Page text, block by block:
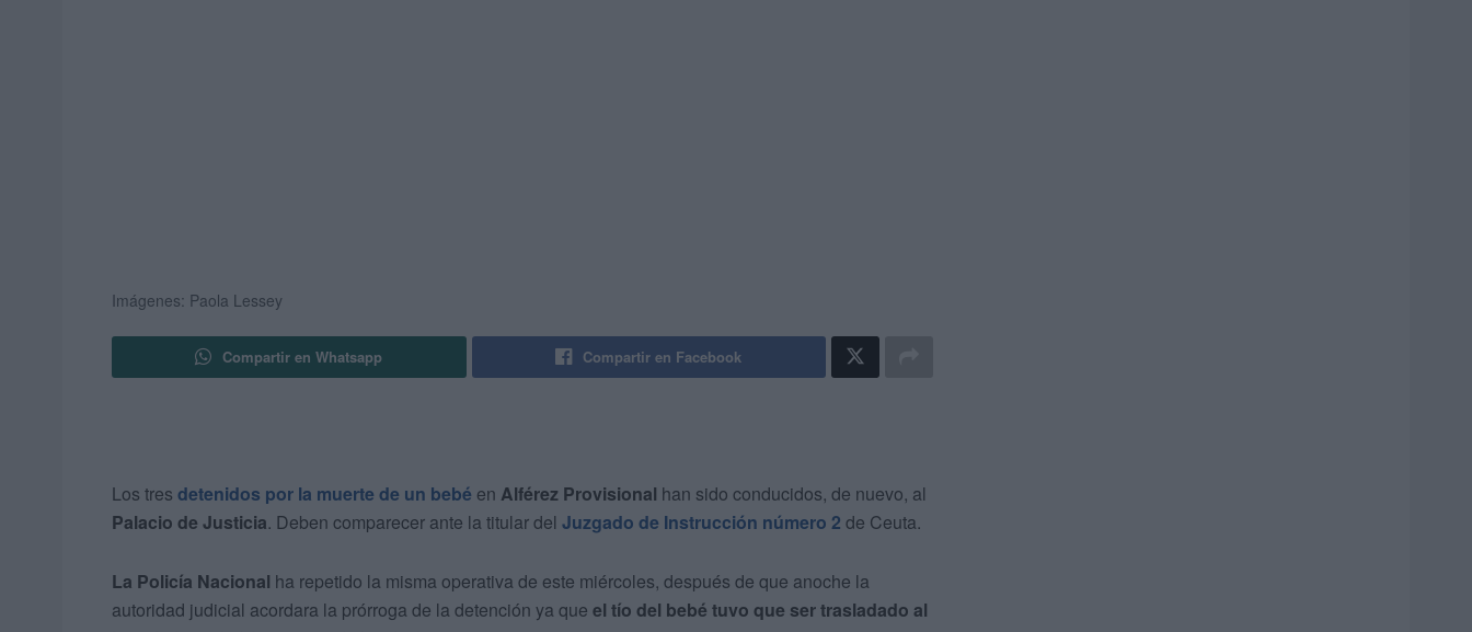
Imágenes: Paola Lessey
Compartir en Whatsapp Compartir en Facebook
Los tres detenidos por la muerte de un bebé en Alférez Provisional han sido conducidos, de nuevo, al
Palacio de Justicia. Deben comparecer ante la titular del Juzgado de Instrucción número 2 de Ceuta.
La Policía Nacional ha repetido la misma operativa de este miércoles, después de que anoche la
autoridad judicial acordara la prórroga de la detención ya que el tío del bebé tuvo que ser trasladado al